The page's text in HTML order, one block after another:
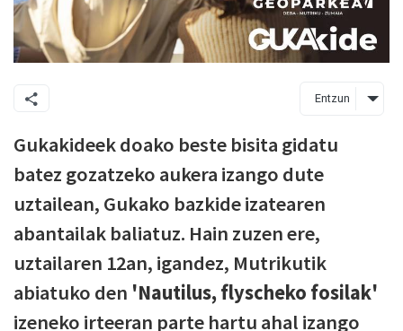
Entzun
Gukakideek doako beste bisita gidatu
batez gozatzeko aukera izango dute
uztailean, Gukako bazkide izatearen
abantailak baliatuz. Hain zuzen ere,
uztailaren 12an, igandez, Mutrikutik
abiatuko den 'Nautilus, flyscheko fosilak'
izeneko irteeran parte hartu ahal izango